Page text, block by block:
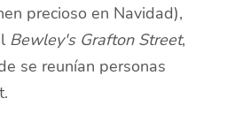
precioso en Navidad),
Bewley's Grafton Street,
se reunían personas